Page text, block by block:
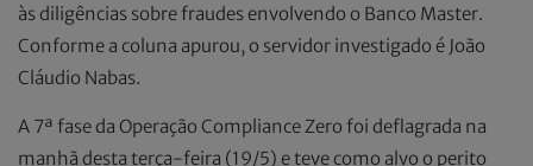
às diligências sobre fraudes envolvendo o Banco Master.
Conforme a coluna apurou, o servidor investigado é João
Cláudio Nabas.
A 7ª fase da Operação Compliance Zero foi deflagrada na
manhã desta terça-feira (19/5) e teve como alvo o perito